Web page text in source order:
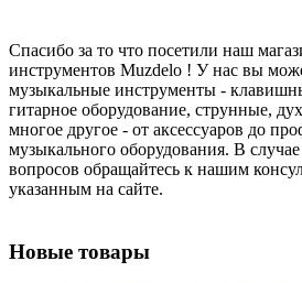
Спасибо за то что посетили наш
инструментов Muzdelo ! У нас вы
музыкальные инструменты -
гитарное оборудование, струнные,
многое другое - от аксессуаров до
музыкального оборудования. В
вопросов обращайтесь к нашим
указанным на сайте.
Новые товары